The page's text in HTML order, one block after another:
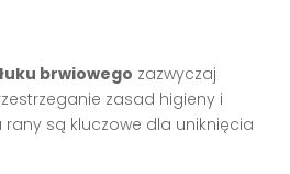
brwiowego zazwyczaj
zasad higieny i
są kluczowe dla uniknięcia